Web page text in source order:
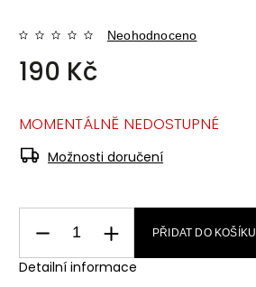
Neohodnoceno
190 Kč
MOMENTÁLNĚ NEDOSTUPNÉ
Možnosti doručení
PŘIDAT DO KOŠÍKU
Detailní informace